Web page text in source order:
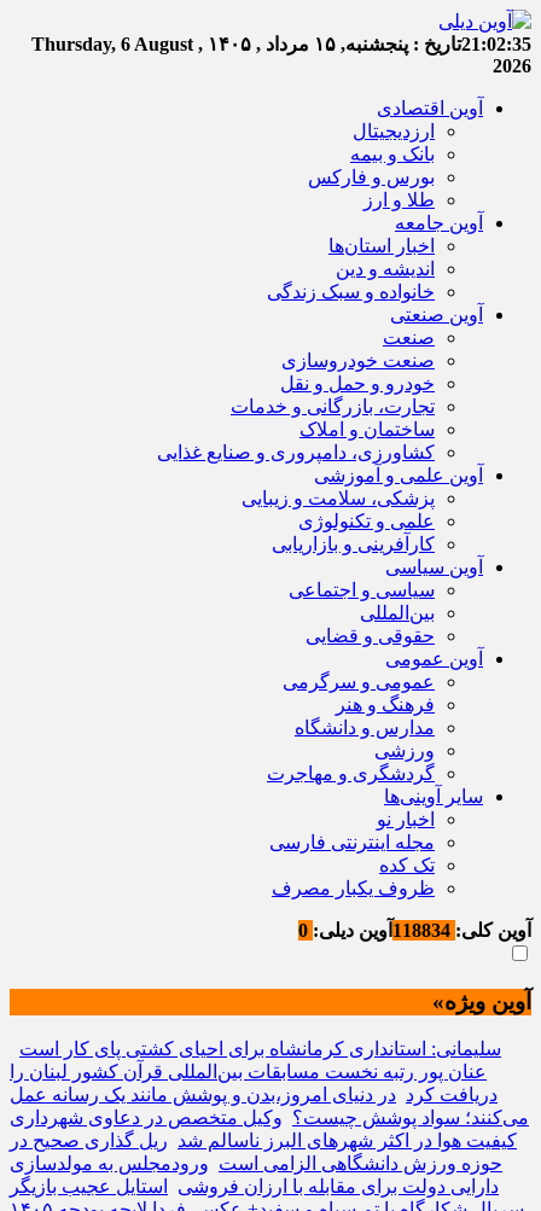
21:02:35تاریخ : پنجشنبه, ۱۵ مرداد , ۱۴۰۵
Thursday, 6 August ,
2026
آوین اقتصادی
ارزدیجیتال
بانک و بیمه
بورس و فارکس
طلا و ارز
آوین جامعه
اخبار استان‌ها
اندیشه و دین
خانواده و سبک زندگی
آوین صنعتی
صنعت
صنعت خودروسازی
خودرو و حمل و نقل
تجارت، بازرگانی و خدمات
ساختمان و املاک
کشاورزی، دامپروری و صنایع غذایی
آوین علمی و آموزشی
پزشکی، سلامت و زیبایی
علمی و تکنولوژی
کارآفرینی و بازاریابی
آوین سیاسی
سیاسی و اجتماعی
بین‌المللی
حقوقی و قضایی
آوین عمومی
عمومی و سرگرمی
فرهنگ و هنر
مدارس و دانشگاه
ورزشی
گردشگری و مهاجرت
سایر آوینی‌ها
اخبار نو
مجله اینترنتی فارسی
تک کده
ظروف یکبار مصرف
آوین کلی: آوین دیلی:
آوین ویژه»
سلیمانی: استانداری کرمانشاه برای احیای کشتی پای کار است
عنان پور رتبه نخست مسابقات بین‌المللی قرآن کشور لبنان را
دریافت کرد در دنیای امروز،بدن و پوشش مانند یک رسانه عمل
می‌کنند؛ سواد پوشش چیست؟ وکیل متخصص در دعاوی شهرداری
کیفیت هوا در اکثر شهرهای البرز ناسالم شد ریل گذاری صحیح در
حوزه ورزش دانشگاهی الزامی است ورودمجلس به مولدسازی
دارایی‌ دولت برای مقابله با ارزان فروشی
استایل عجیب بازیگر